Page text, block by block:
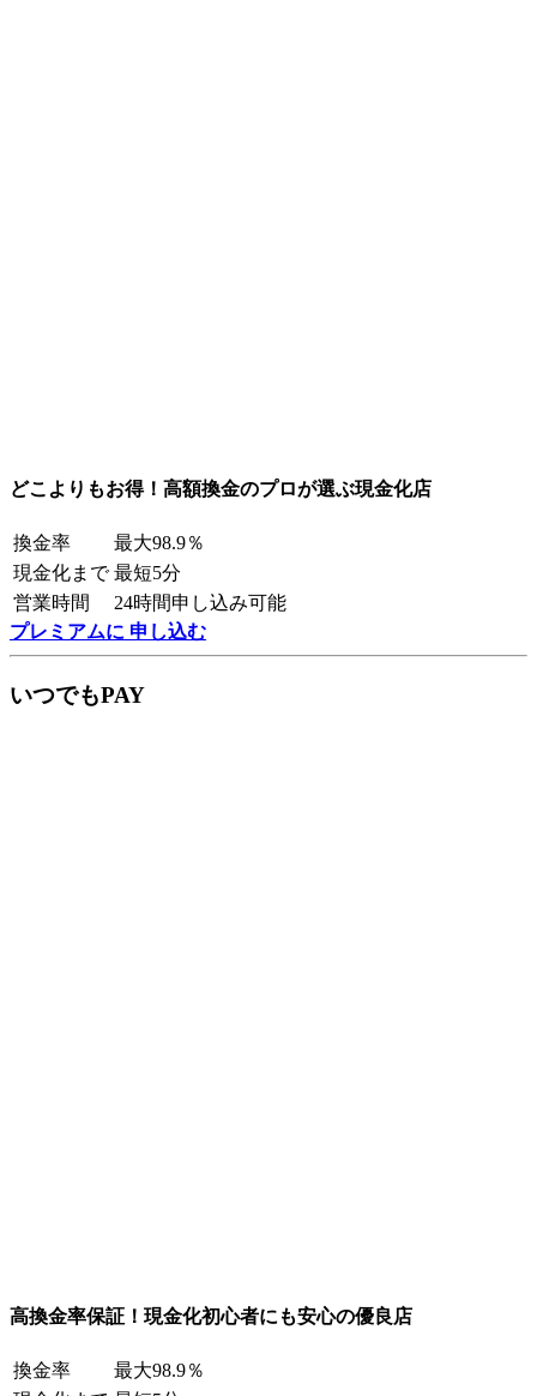
どこよりもお得！高額換金のプロが選ぶ現金化店
換金率
最大98.9％
現金化まで 最短5分
営業時間
24時間申し込み可能
プレミアムに 申し込む
いつでもPAY
高換金率保証！現金化初心者にも安心の優良店
換金率
最大98.9％